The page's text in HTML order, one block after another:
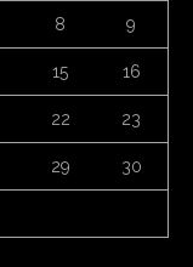
8 9
15 16
22 23
29 30